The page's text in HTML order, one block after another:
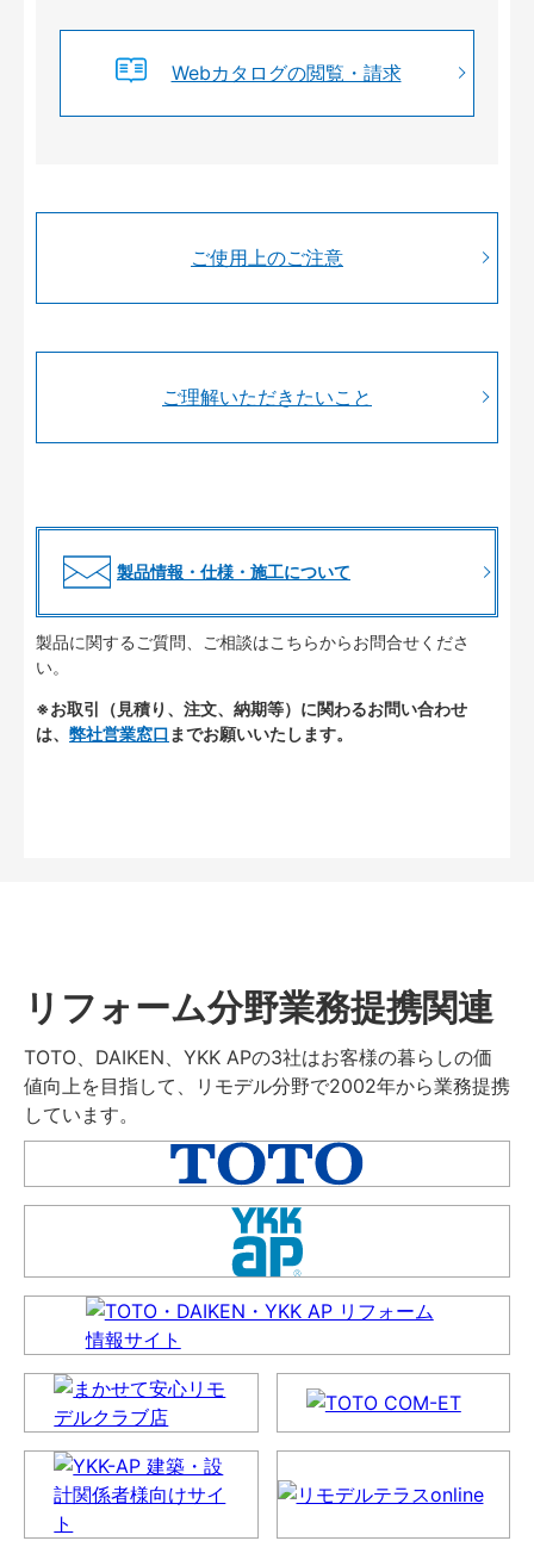
Webカタログの閲覧・請求
ご使用上のご注意
ご理解いただきたいこと
製品情報・仕様・施工について
製品に関するご質問、ご相談はこちらからお問合せくださ
い。
※お取引（見積り、注文、納期等）に関わるお問い合わせ
は、 弊社営業窓口 までお願いいたします。
リフォーム分野業務提携関連
TOTO、DAIKEN、YKK APの3社はお客様の暮らしの価
値向上を目指して、リモデル分野で2002年から業務提携
しています。